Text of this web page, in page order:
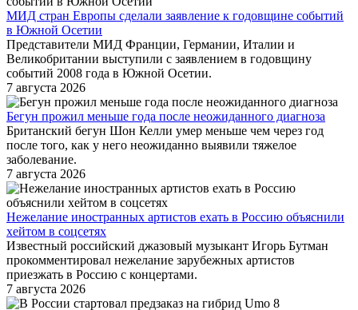
МИД стран Европы сделали заявление к годовщине событий
в Южной Осетии
Представители МИД Франции, Германии, Италии и
Великобритании выступили с заявлением в годовщину
событий 2008 года в Южной Осетии.
7 августа 2026
Бегун прожил меньше года после неожиданного диагноза
Британский бегун Шон Келли умер меньше чем через год
после того, как у него неожиданно выявили тяжелое
заболевание.
7 августа 2026
Нежелание иностранных артистов ехать в Россию объяснили
хейтом в соцсетях
Известный российский джазовый музыкант Игорь Бутман
прокомментировал нежелание зарубежных артистов
приезжать в Россию с концертами.
7 августа 2026